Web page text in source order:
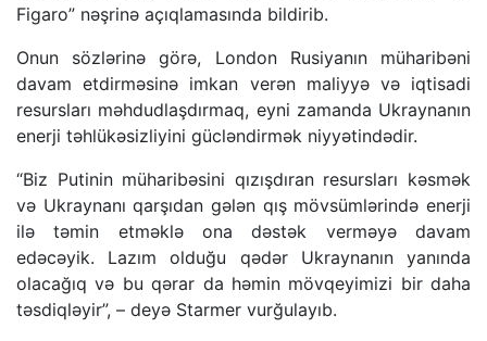
Figaro” nəşrinə açıqlamasında bildirib.
Onun sözlərinə görə, London Rusiyanın müharibəni
davam etdirməsinə imkan verən maliyyə və iqtisadi
resursları məhdudlaşdırmaq, eyni zamanda Ukraynanın
enerji təhlükəsizliyini gücləndirmək niyyətindədir.
“Biz Putinin müharibəsini qızışdıran resursları kəsmək
və Ukraynanı qarşıdan gələn qış mövsümlərində enerji
ilə təmin etməklə ona dəstək verməyə davam
edəcəyik. Lazım olduğu qədər Ukraynanın yanında
olacağıq və bu qərar da həmin mövqeyimizi bir daha
təsdiqləyir”, – deyə Starmer vurğulayıb.